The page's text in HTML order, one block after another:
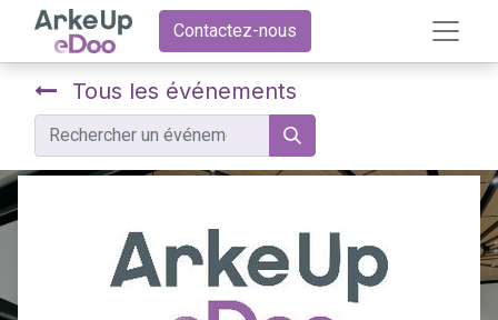
Contactez-nous
Tous les événements
Webinaire exclusif sur la
comptabilité Odoo